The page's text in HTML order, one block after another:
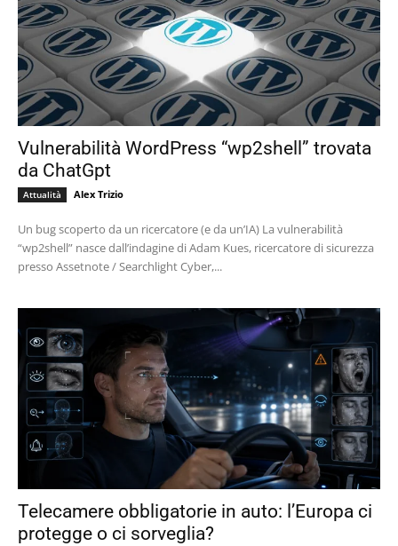
Vulnerabilità WordPress “wp2shell” trovata
da ChatGpt
Attualità Alex Trizio
Un bug scoperto da un ricercatore (e da un’IA) La vulnerabilità
“wp2shell” nasce dall’indagine di Adam Kues, ricercatore di sicurezza
presso Assetnote / Searchlight Cyber,...
Telecamere obbligatorie in auto: l’Europa ci
protegge o ci sorveglia?